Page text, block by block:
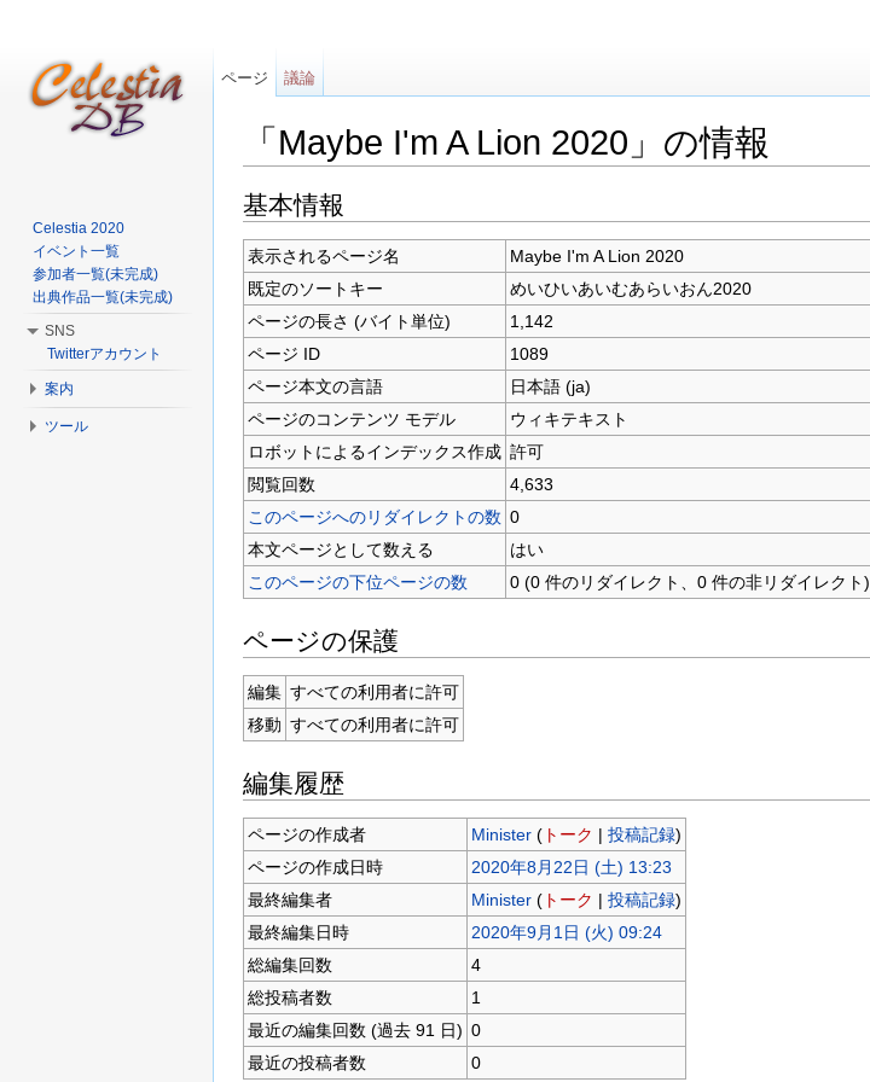
「Maybe I'm A Lion 2020」の情報
基本情報
表示されるページ名
Maybe I'm A Lion 2020
既定のソートキー
めいひいあいむあらいおん2020
ページの長さ (バイト単位)
1,142
ページ ID
1089
ページ本文の言語
日本語 (ja)
ページのコンテンツ モデル
ウィキテキスト
ロボットによるインデックス作成 許可
閲覧回数
4,633
このページへのリダイレクトの数 0
本文ページとして数える
はい
このページの下位ページの数
0 (0 件のリダイレクト、0 件の非リダイレクト)
ページの保護
編集 すべての利用者に許可
移動 すべての利用者に許可
編集履歴
ページの作成者 Minister (トーク | 投稿記録)
ページの作成日時
2020年8月22日 (土) 13:23
最終編集者
Minister (トーク | 投稿記録)
最終編集日時
2020年9月1日 (火) 09:24
総編集回数
4
総投稿者数
1
最近の編集回数 (過去 91 日) 0
最近の投稿者数
0
ページ 議論
Celestia 2020
イベント一覧
参加者一覧(未完成)
出典作品一覧(未完成)
SNS
Twitterアカウント
案内
ツール